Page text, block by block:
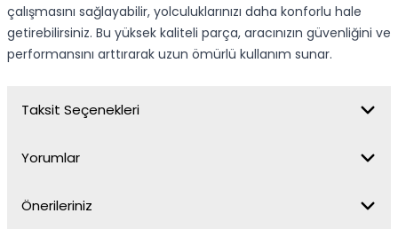
çalışmasını sağlayabilir, yolculuklarınızı daha konforlu hale
getirebilirsiniz. Bu yüksek kaliteli parça, aracınızın güvenliğini ve
performansını arttırarak uzun ömürlü kullanım sunar.
Taksit Seçenekleri
Yorumlar
Önerileriniz